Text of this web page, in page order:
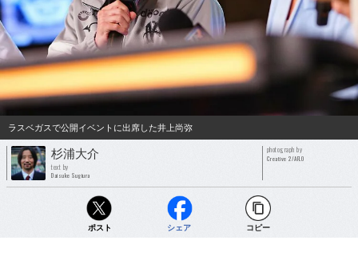
ラスベガスで公開イベントに出席した井上尚弥
杉浦大介
text by
Daisuke Sugiura
photograph by
Creative 2/AFLO
ポスト シェア コピー